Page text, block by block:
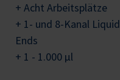
+ Acht Arbeitsplätze
+ 1- und 8-Kanal Liquid
Ends
+ 1 - 1.000 μl